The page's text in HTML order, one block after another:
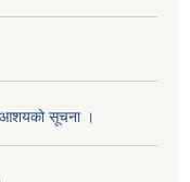
आशयको सूचना ।